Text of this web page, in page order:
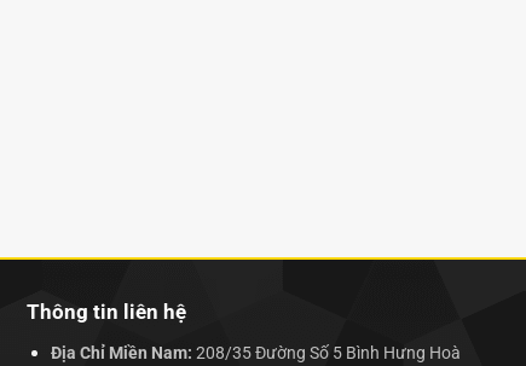
Thông tin liên hệ
Địa Chỉ Miền Nam: 208/35 Đường Số 5 Bình Hưng Hoà